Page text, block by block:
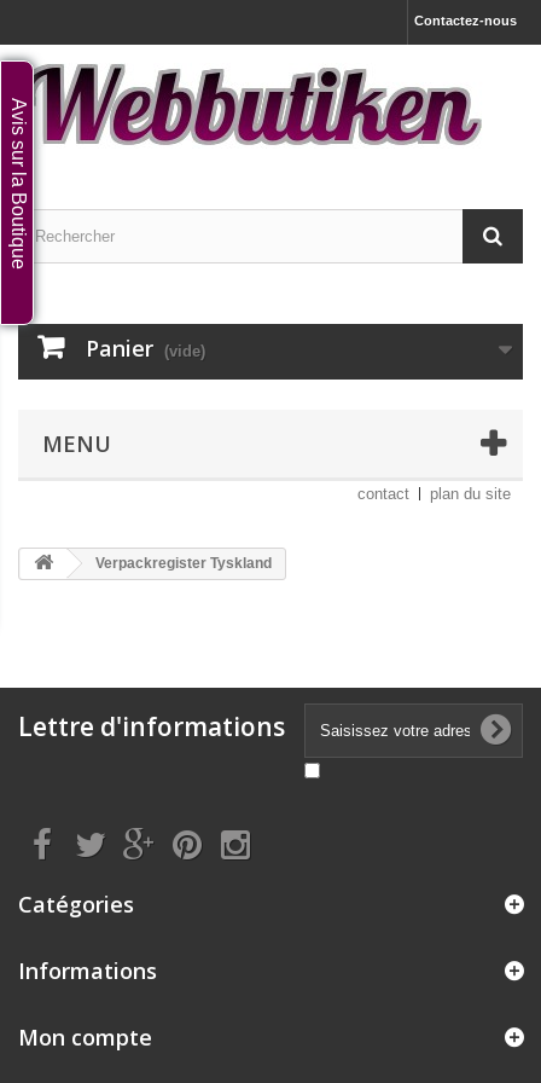
Contactez-nous
Panier (vide)
MENU
contact plan du site
Verpackregister Tyskland
Lettre d'informations
Catégories
Informations
Mon compte
Avis sur la Boutique